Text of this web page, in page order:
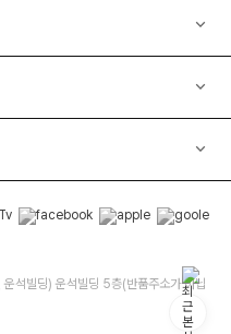
석빌딩) 운석빌딩 5층(반품주소가 아닙